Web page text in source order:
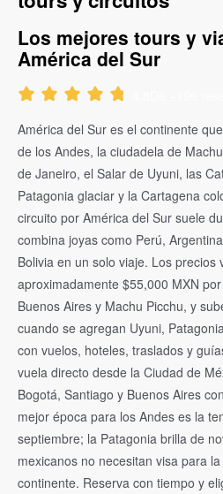
Los mejores tours y
América del Sur
América del Sur es el continente
de los Andes, la ciudadela de
de Janeiro, el Salar de Uyuni, las
Patagonia glaciar y la Cartagena
circuito por América del Sur suele
combina joyas como Perú,
Bolivia en un solo viaje. Los precios
aproximadamente $55,000 MXN
Buenos Aires y Machu Picchu, y
cuando se agregan Uyuni,
con vuelos, hoteles, traslados y
vuela directo desde la Ciudad de
Bogotá, Santiago y Buenos Aires
mejor época para los Andes es la
septiembre; la Patagonia brilla de
mexicanos no necesitan visa para
continente. Reserva con tiempo y